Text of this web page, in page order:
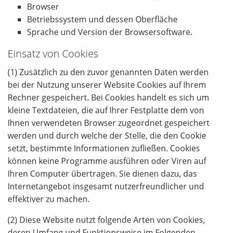
Browser
Betriebssystem und dessen Oberfläche
Sprache und Version der Browsersoftware.
Einsatz von Cookies
(1) Zusätzlich zu den zuvor genannten Daten werden
bei der Nutzung unserer Website Cookies auf Ihrem
Rechner gespeichert. Bei Cookies handelt es sich um
kleine Textdateien, die auf Ihrer Festplatte dem von
Ihnen verwendeten Browser zugeordnet gespeichert
werden und durch welche der Stelle, die den Cookie
setzt, bestimmte Informationen zufließen. Cookies
können keine Programme ausführen oder Viren auf
Ihren Computer übertragen. Sie dienen dazu, das
Internetangebot insgesamt nutzerfreundlicher und
effektiver zu machen.
(2) Diese Website nutzt folgende Arten von Cookies,